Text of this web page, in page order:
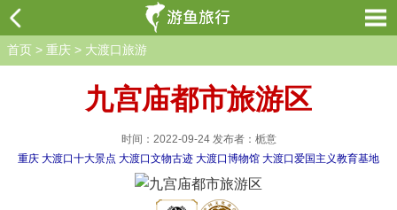
首页 > 重庆 > 大渡口旅游
九宫庙都市旅游区
时间：2022-09-24 发布者：栀意
重庆 大渡口十大景点 大渡口文物古迹 大渡口博物馆 大渡口爱国主义教育基地